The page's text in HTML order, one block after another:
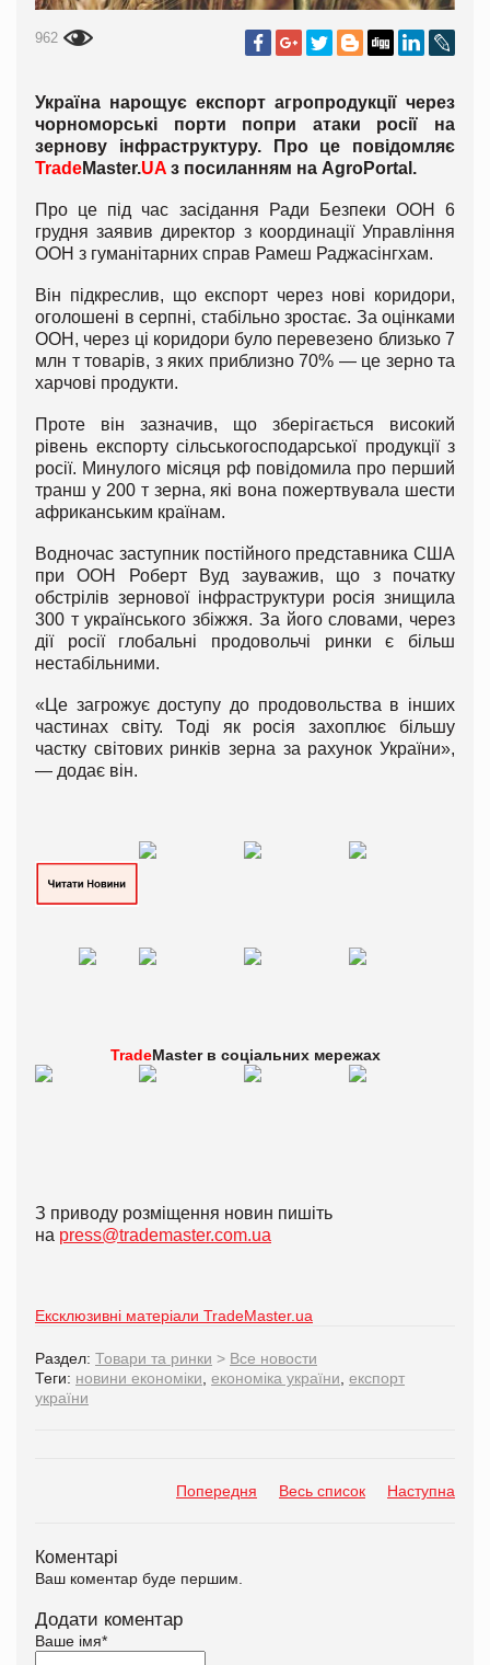
962
Україна нарощує експорт агропродукції через
чорноморські порти попри атаки росії на
зернову інфраструктуру. Про це повідомляє
TradeMaster.UA з посиланням на AgroPortal .
Про це під час засідання Ради Безпеки ООН 6
грудня заявив директор з координації Управління
ООН з гуманітарних справ Рамеш Раджасінгхам.
Він підкреслив, що експорт через нові коридори,
оголошені в серпні, стабільно зростає. За оцінками
ООН, через ці коридори було перевезено близько 7
млн т товарів, з яких приблизно 70% — це зерно та
харчові продукти.
Проте він зазначив, що зберігається високий
рівень експорту сільськогосподарської продукції з
росії. Минулого місяця рф повідомила про перший
транш у 200 т зерна, які вона пожертвувала шести
африканським країнам.
Водночас заступник постійного представника США
при ООН Роберт Вуд зауважив, що з початку
обстрілів зернової інфраструктури росія знищила
300 т українського збіжжя. За його словами, через
дії росії глобальні продовольчі ринки є більш
нестабільними.
«Це загрожує доступу до продовольства в інших
частинах світу. Тоді як росія захоплює більшу
частку світових ринків зерна за рахунок України»,
— додає він.
TradeMaster в соціальних мережах
З приводу розміщення новин пишіть
на press@trademaster.com.ua
Ексклюзивні матеріали TradeMaster.ua
Раздел: Товари та ринки > Все новости
Теги: новини економіки економіка україни експорт
україни
Попередня Весь список Наступна
Коментарі
Ваш коментар буде першим.
Додати коментар
Ваше імя*